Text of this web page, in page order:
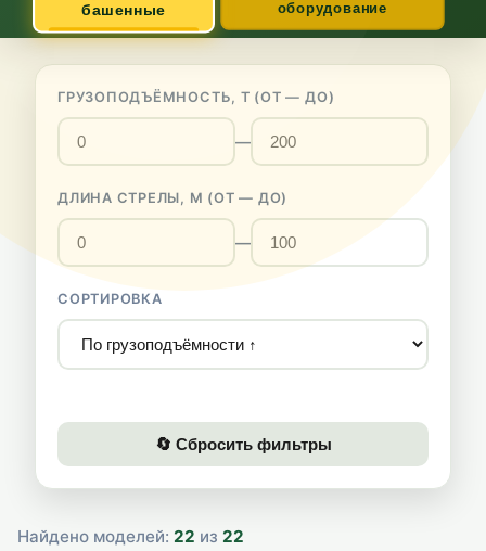
башенные
оборудование
ГРУЗОПОДЪЁМНОСТЬ, Т (ОТ — ДО)
—
ДЛИНА СТРЕЛЫ, М (ОТ — ДО)
—
СОРТИРОВКА
🔄 Сбросить фильтры
Найдено моделей: 22 из 22